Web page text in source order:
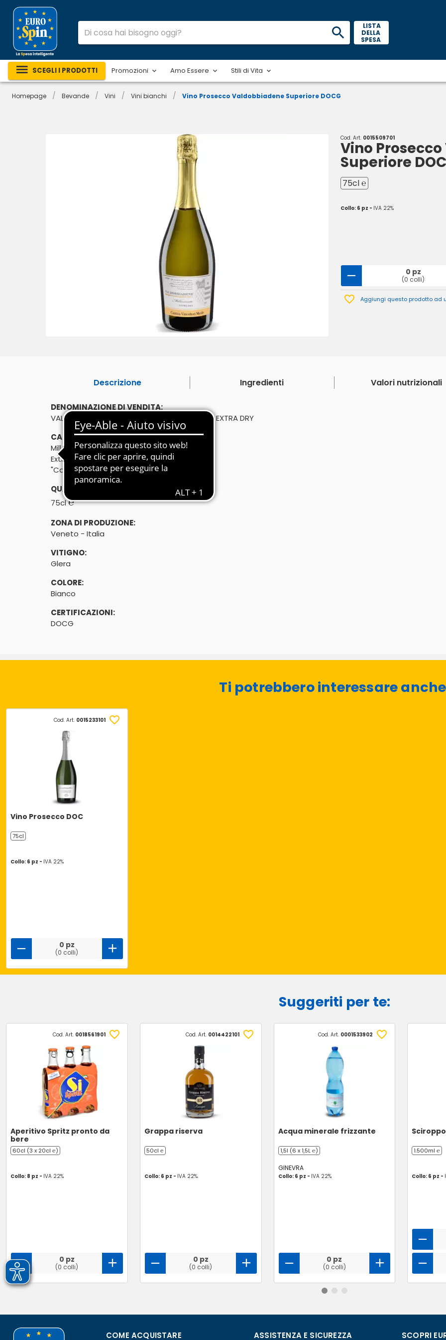
LISTA
DELLA
SPESA
SCEGLI I PRODOTTI Promozioni Amo Essere Stili di Vita
Homepage / Bevande / Vini / Vini bianchi / Vino Prosecco Valdobbiadene Superiore DOCG
Cod. Art. 0015509701
Vino
Superiore
75cl ℮
Collo: 6 pz - IVA 22%
0 pz
(0 colli)
Aggiungi questo prodotto ad
Descrizione Ingredienti Valori nutrizionali
DENOMINAZIONE DI VENDITA:
VALDOBBIADENE PROSECCO SUPERIORE DOCG EXTRA DRY
CARATTERISTICHE:
Millesimato 2023
Extra Dry
"Cantina viticoltori Meolo"
QUANTITÀ:
75cl℮
ZONA DI PRODUZIONE:
Veneto - Italia
VITIGNO:
Glera
COLORE:
Bianco
CERTIFICAZIONI:
DOCG
Ti potrebbero interessare
Cod. Art. 0015233101
Vino Prosecco DOC
75cl
Collo: 6 pz - IVA 22%
0 pz
(0 colli)
Suggeriti per te:
Cod. Art. 0018561901
Aperitivo Spritz pronto da
bere
60cl (3 x 20cl ℮)
Collo: 8 pz - IVA 22%
0 pz
(0 colli)
Cod. Art. 0014422101
Grappa riserva
50cl ℮
Collo: 6 pz - IVA 22%
0 pz
(0 colli)
Cod. Art. 0001533902
Acqua minerale frizzante
1,5l (6 x 1,5L ℮)
GINEVRA
Collo: 6 pz - IVA 22%
0 pz
(0 colli)
1.500ml ℮
Collo: 6 pz -
COME ACQUISTARE ASSISTENZA E SICUREZZA SCOPRI